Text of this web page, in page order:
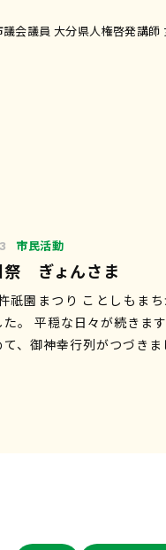
議会議員 大分県人権啓発講師
市民活動
祭 ぎょんさま
としもまちから災いが
。 平穏な日々が続きま
、御神幸行列がつづき